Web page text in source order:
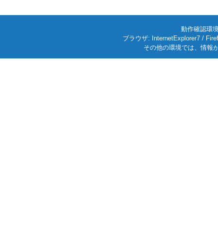
動作確認環
ブラウザ: InternetExplorer7 /
その他の環境では、情報